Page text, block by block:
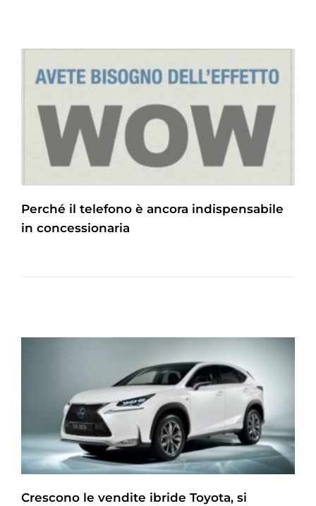
Perché il telefono è ancora indispensabile
in concessionaria
Crescono le vendite ibride Toyota, si